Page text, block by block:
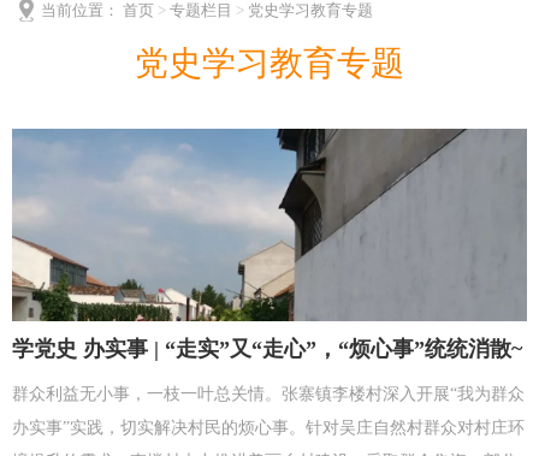
当前位置： 首页 > 专题栏目 > 党史学习教育专题
党史学习教育专题
学党史 办实事 | “走实”又“走心”，“烦心事”统统消散~
群众利益无小事，一枝一叶总关情。张寨镇李楼村深入开展“我为群众
办实事”实践，切实解决村民的烦心事。针对吴庄自然村群众对村庄环